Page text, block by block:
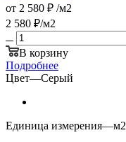
от 2 580 ₽ /м2
2 580 ₽/м2
В корзину
Подробнее
Цвет—Серый
Единица измерения—м2